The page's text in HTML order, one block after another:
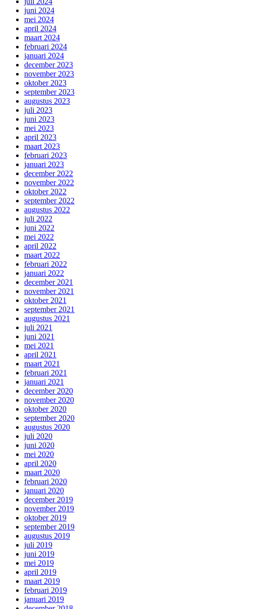
juni 2024
mei 2024
april 2024
maart 2024
februari 2024
januari 2024
december 2023
november 2023
oktober 2023
september 2023
augustus 2023
juli 2023
juni 2023
mei 2023
april 2023
maart 2023
februari 2023
januari 2023
december 2022
november 2022
oktober 2022
september 2022
augustus 2022
juli 2022
juni 2022
mei 2022
april 2022
maart 2022
februari 2022
januari 2022
december 2021
november 2021
oktober 2021
september 2021
augustus 2021
juli 2021
juni 2021
mei 2021
april 2021
maart 2021
februari 2021
januari 2021
december 2020
november 2020
oktober 2020
september 2020
augustus 2020
juli 2020
juni 2020
mei 2020
april 2020
maart 2020
februari 2020
januari 2020
december 2019
november 2019
oktober 2019
september 2019
augustus 2019
juli 2019
juni 2019
mei 2019
april 2019
maart 2019
februari 2019
januari 2019